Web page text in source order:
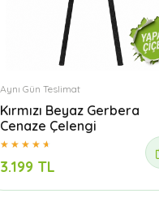
Aynı Gün Teslimat
Kırmızı Beyaz Gerbera
Cenaze Çelengi
3.199 TL